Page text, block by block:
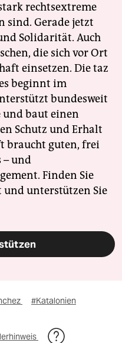
rechtsextreme
sind. Gerade jetzt
Solidarität. Auch
die sich vor Ort
einsetzen. Die taz
beginnt im
bundesweit
baut einen
Schutz und Erhalt
braucht guten, frei
– und
Finden Sie
und unterstützen Sie
#Katalonien